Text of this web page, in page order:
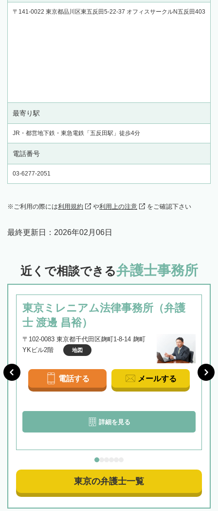
〒141-0022 東京都品川区東五反田5-22-37 オフィスサークルN五反田403
最寄り駅
JR・都営地下鉄・東急電鉄「五反田駅」徒歩4分
電話番号
03-6277-2051
ご利用の際には利用規約 や利用上の注意 をご確認下さい
最終更新日： 2026年02月06日
近くで相談できる弁護士事務所
東京ミレニアム法律事務所（弁護
士 渡邊 昌裕）
〒102-0083 東京都千代田区麹町1-8-14 麹町
YKビル2階
地図
電話する メールする
詳細を見る
東京の弁護士一覧